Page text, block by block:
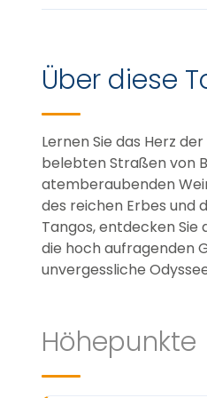
Über diese
Lernen Sie das Herz
belebten Straßen von
atemberaubenden
des reichen Erbes und
Tangos, entdecken
die hoch aufragenden
unvergessliche
Höhepunkte